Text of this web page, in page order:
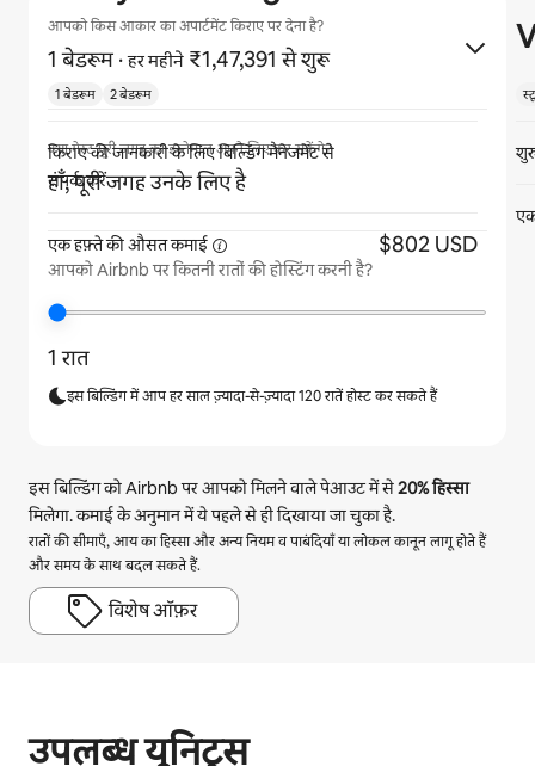
आपको किस आकार का अपार्टमेंट किराए पर देना है?
1 बेडरूम ·हर महीने ₹1,47,391 से शुरू
क्या गेस्ट पूरी जगह का इस्तेमाल अपने लिए कर सकेंगे?
हाँ, पूरी जगह उनके लिए है
आपको Airbnb पर कितनी रातों की होस्टिंग करनी है?
1 रात
इस बिल्डिंग में आप हर साल ज़्यादा-से-ज़्यादा 120 रातें होस्ट कर सकते हैं
इस बिल्डिंग को Airbnb पर आपको मिलने वाले पेआउट में से20%हिस्सा
मिलेगा. कमाई के अनुमान में ये पहले से ही दिखाया जा चुका है.
रातों की सीमाएँ, आय का हिस्सा और अन्य नियम व पाबंदियाँ या लोकल कानून लागू होते हैं
और समय के साथ बदल सकते हैं.
विशेष ऑफ़र
उपलब्ध यूनिट्स
1 बेडरूम 2 बेडरूम
किराए की जानकारी के लिए बिल्डिंग मैनेजमेंट से
संपर्क करें
एक हफ़्ते की औसतकमाई $802 USD